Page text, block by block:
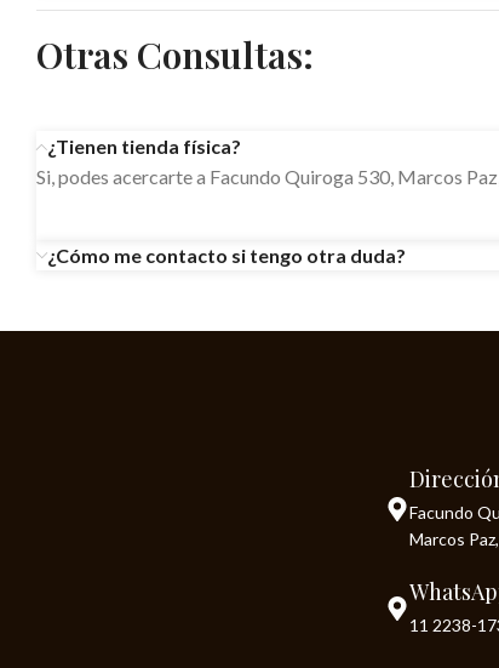
Otras Consultas:
¿Tienen tienda física?
Si, podes acercarte a Facundo Quiroga 530, Marcos
¿Cómo me contacto si tengo otra duda?
Facundo
Marcos
11 2238-